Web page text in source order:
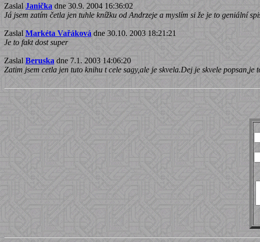
Zaslal Janička dne 30.9. 2004 16:36:02
Já jsem zatím četla jen tuhle knížku od Andrzeje a myslím si že je to geniální
Zaslal Markéta Vařáková dne 30.10. 2003 18:21:21
Je to fakt dost super
Zaslal Beruska dne 7.1. 2003 14:06:20
Zatim jsem cetla jen tuto knihu t cele sagy,ale je skvela.Dej je skvele popsan,je